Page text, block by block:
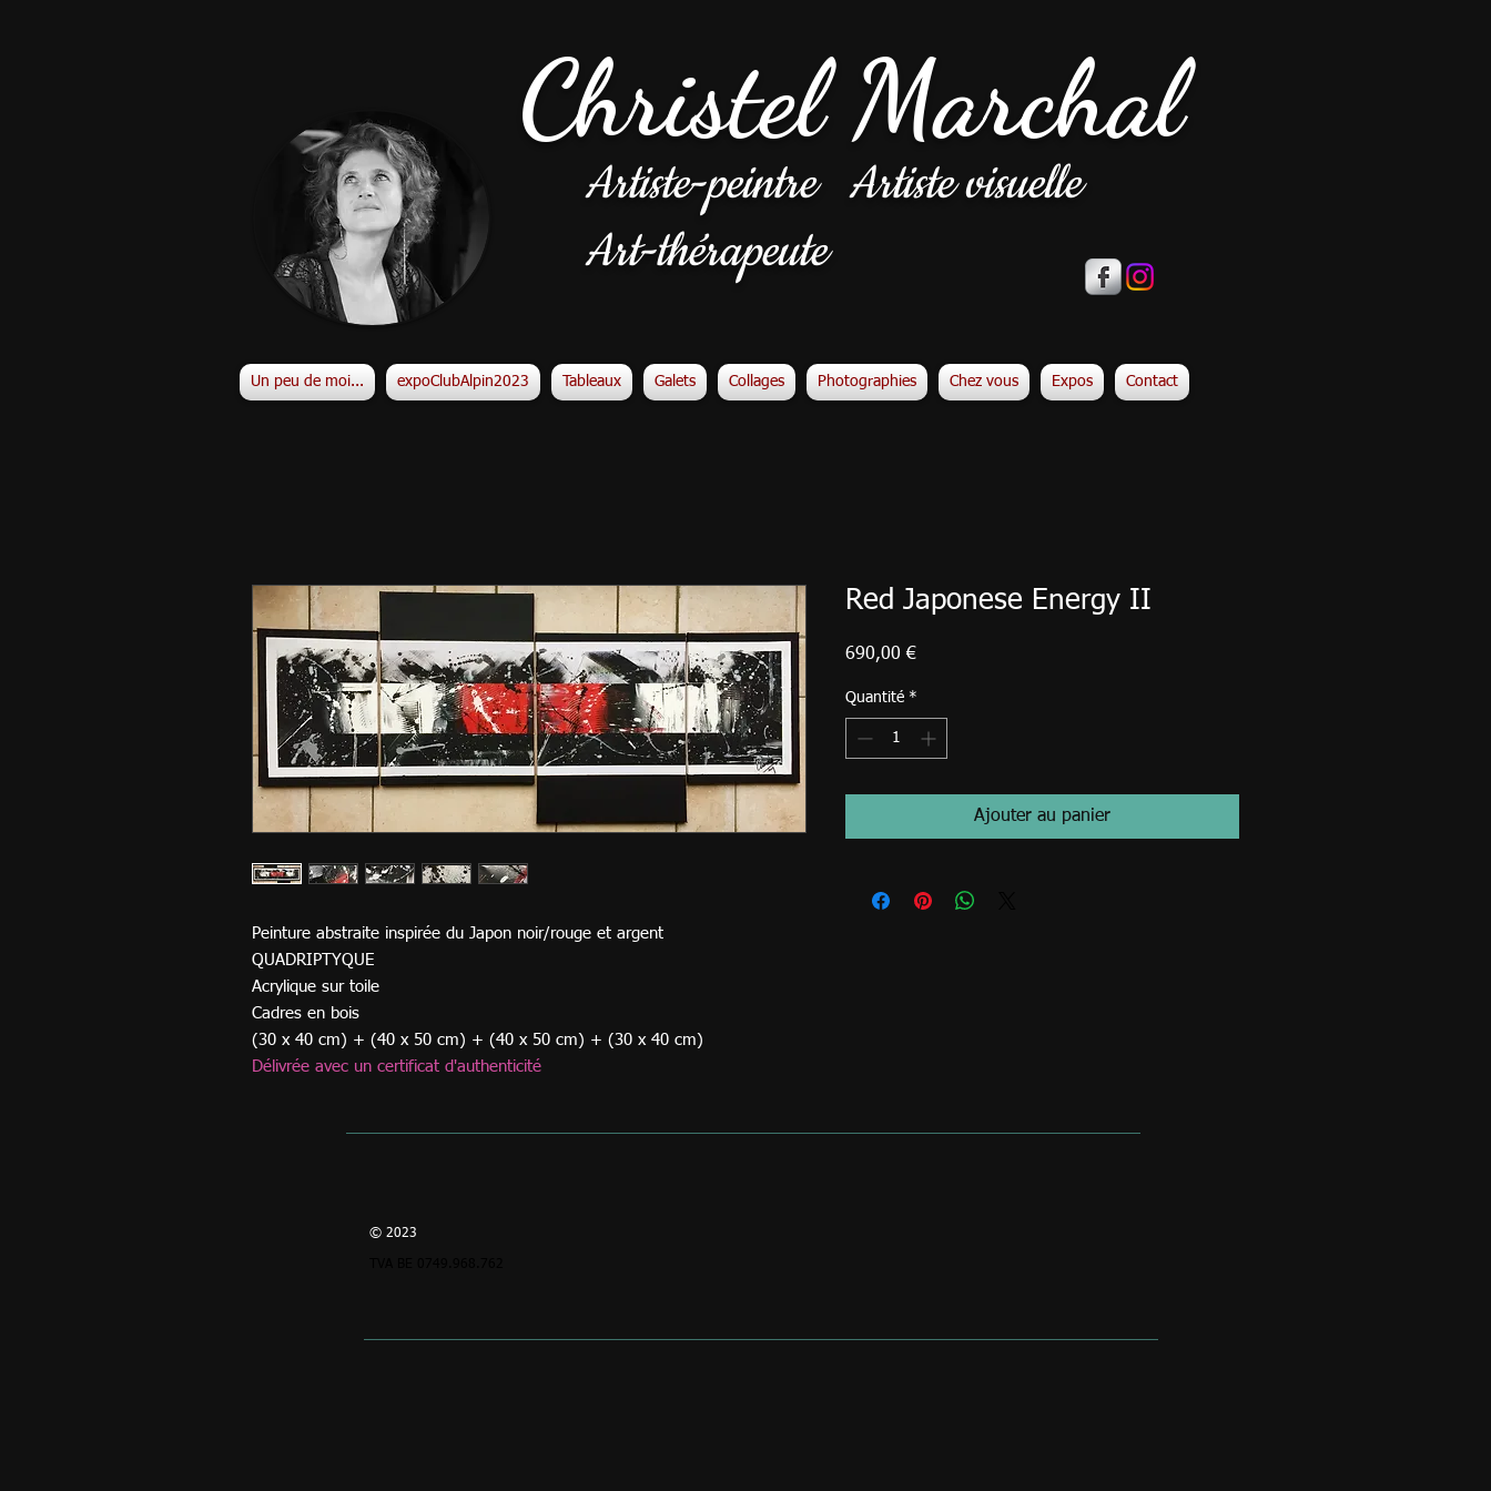
Artiste-peintreArtiste visuelle
Art-thérapeute
Christel Marchal
Un peu de moi... expoClubAlpin2023 Tableaux Galets Collages Photographies Chez vous Expos Contact
Peinture abstraite inspirée du Japon noir/rouge et argent
QUADRIPTYQUE
Acrylique sur toile
Cadres en bois
(30 x 40 cm) + (40 x 50 cm) + (40 x 50 cm) + (30 x 40 cm)
Délivrée avec un certificat d'authenticité
Red Japonese Energy II
690,00 €Prix
Quantité *
Ajouter au panier
© 2023